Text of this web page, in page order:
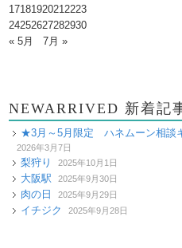
17181920212223
24252627282930
« 5月
7月 »
NEWARRIVED 新着記
★3月～5月限定 ハネムーン相談
2026年3月7日
梨狩り 2025年10月1日
大阪駅 2025年9月30日
肉の日 2025年9月29日
イチジク 2025年9月28日